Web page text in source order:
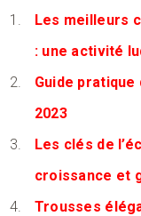
Les meilleurs
: une activité
Guide
2023
Les clés de
croissance et
Trousses